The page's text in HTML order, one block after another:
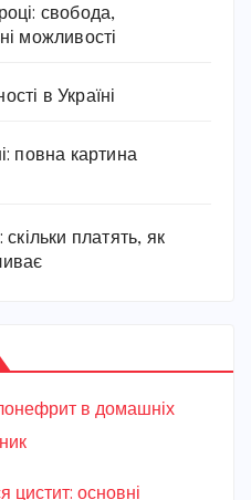
свобода,
можливості
в Україні
повна картина
скільки платять, як
в домашніх
цистит: основні